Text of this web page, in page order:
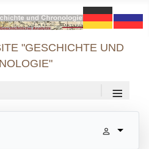
"GESCHICHTE UND
≡